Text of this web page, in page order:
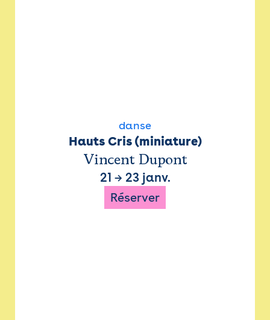
danse
Hauts Cris (miniature)
Vincent Dupont
21 → 23 janv.
Réserver